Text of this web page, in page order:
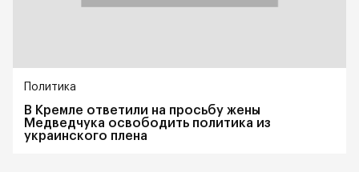
Политика
В Кремле ответили на просьбу жены
Медведчука освободить политика из
украинского плена